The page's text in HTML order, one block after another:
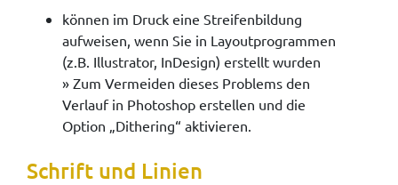
können im Druck eine Streifenbildung
aufweisen, wenn Sie in Layoutprogrammen
(z.B. Illustrator, InDesign) erstellt wurden
» Zum Vermeiden dieses Problems den
Verlauf in Photoshop erstellen und die
Option „Dithering“ aktivieren.
Schrift und Linien